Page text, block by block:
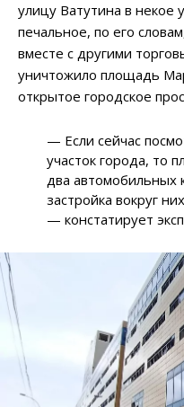
улицу Ватутина в некое
печальное, по его
вместе с другими
уничтожило площадь
открытое городское
— Если сейчас
участок города, то
два автомобильных
застройка вокруг
— констатирует